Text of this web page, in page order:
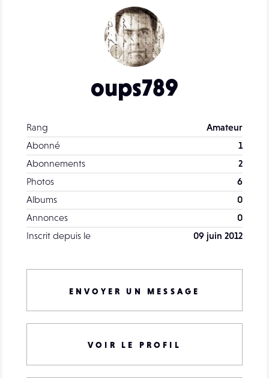
oups789
Rang
Amateur
Abonné
1
Abonnements
2
Photos
6
Albums
0
Annonces
0
Inscrit depuis le
09 juin 2012
ENVOYER UN MESSAGE
VOIR LE PROFIL